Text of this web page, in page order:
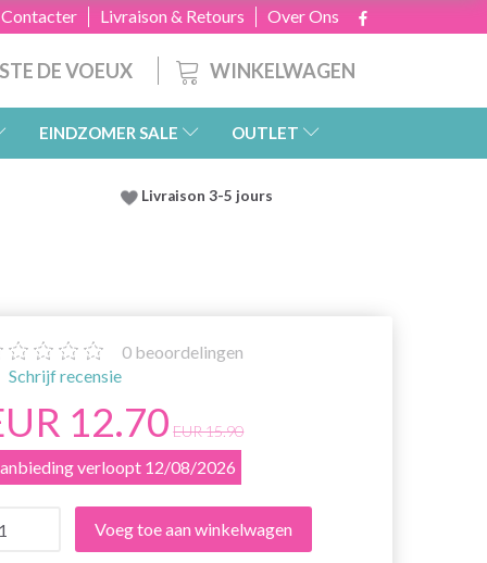
Over Ons
Livraison & Retours
WINKELWAGEN
DE VOEUX
EINDZOMER SALE OUTLET
Livraison 3-5 jours
0 beoordelingen
Schrijf recensie
12.70 EUR 15.90
verloopt 12/08/2026
Voeg toe aan winkelwagen